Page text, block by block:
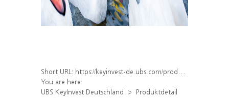
Short URL: https://keyinvest-de.ubs.com/produkt/detail/index/isin/DE000WA5Q669
You are here:
UBS KeyInvest Deutschland
Produktdetail